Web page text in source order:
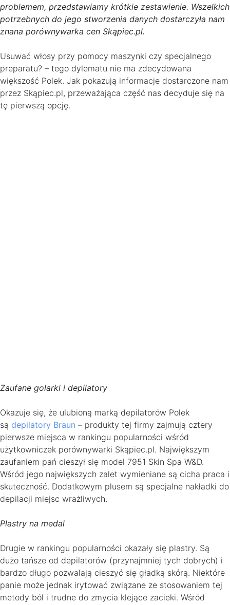
problemem, przedstawiamy krótkie zestawienie. Wszelkich
potrzebnych do jego stworzenia danych dostarczyła nam
znana porównywarka cen Skąpiec.pl.
Usuwać włosy przy pomocy maszynki czy specjalnego
preparatu? – tego dylematu nie ma zdecydowana
większość Polek. Jak pokazują informacje dostarczone nam
przez Skąpiec.pl, przeważająca część nas decyduje się na
tę pierwszą opcję.
Zaufane golarki i depilatory
Okazuje się, że ulubioną marką depilatorów Polek
są depilatory Braun – produkty tej firmy zajmują cztery
pierwsze miejsca w rankingu popularności wśród
użytkowniczek porównywarki Skąpiec.pl. Największym
zaufaniem pań cieszył się model 7951 Skin Spa W&D.
Wśród jego największych zalet wymieniane są cicha praca i
skuteczność. Dodatkowym plusem są specjalne nakładki do
depilacji miejsc wrażliwych.
Plastry na medal
Drugie w rankingu popularności okazały się plastry. Są
dużo tańsze od depilatorów (przynajmniej tych dobrych) i
bardzo długo pozwalają cieszyć się gładką skórą. Niektóre
panie może jednak irytować związane ze stosowaniem tej
metody ból i trudne do zmycia klejące zacieki. Wśród